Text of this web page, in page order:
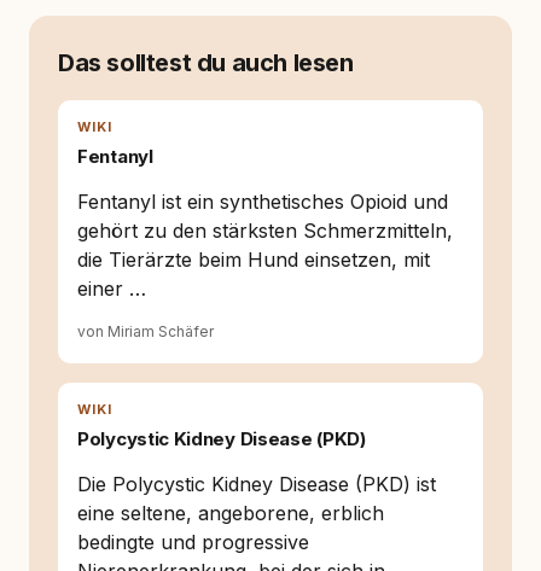
moderner Hundeerziehung
entsteht echte Bindung dort, wo Verständnis
Entwicklung entstand rundum.dog – ein
Wissens- und Serviceportal für
Hundehalter:innen in Deutschland, Österreich
und der Schweiz. Meine Überzeugung:
Tierschutz beginnt mit Wissen. Wer seinen
Hund versteht, trifft bessere Entscheidungen –
Das solltest du auch lesen
WIKI
Fentanyl
Fentanyl ist ein synthetisches Opioid und
gehört zu den stärksten Schmerzmitteln,
die Tierärzte beim Hund einsetzen, mit
einer …
von Miriam Schäfer
WIKI
Polycystic Kidney Disease (PKD)
Die Polycystic Kidney Disease (PKD) ist
eine seltene, angeborene, erblich
bedingte und progressive